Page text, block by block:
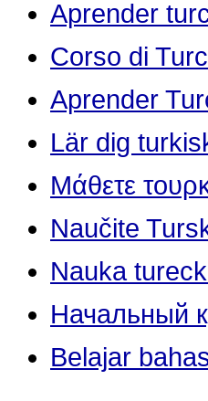
Aprender
Corso di
Aprender
Lär dig
Μάθετε
Naučite
Nauka
Начальный
Belajar